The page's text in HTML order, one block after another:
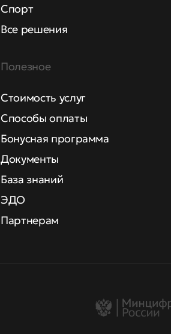
Спорт
Все решения
Полезное
Стоимость услуг
Способы оплаты
Бонусная программа
Документы
База знаний
ЭДО
Партнерам